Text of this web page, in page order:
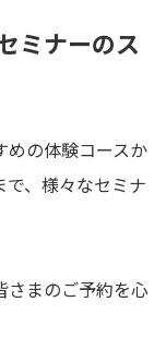
ミナーのス
めの体験コースか
、様々なセミナ
さまのご予約を心